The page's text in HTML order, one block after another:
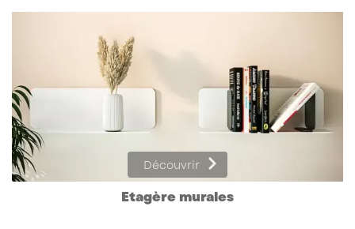
Découvrir
Etagère murales